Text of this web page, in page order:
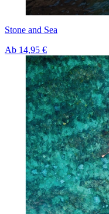
Stone and Sea
Ab 14,95 €